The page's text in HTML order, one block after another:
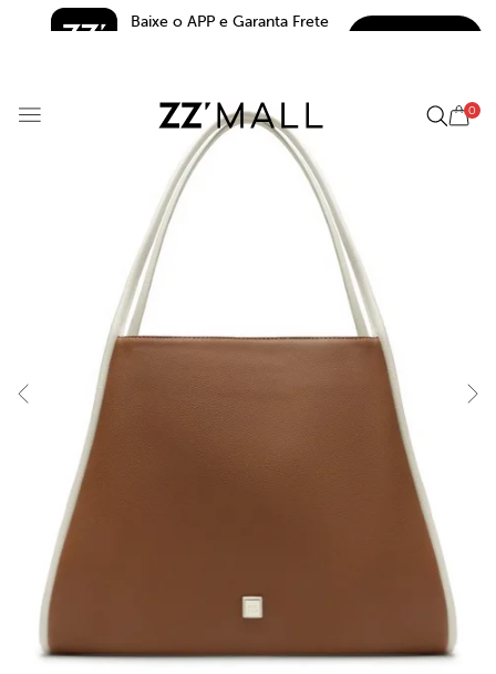
Baixe o APP e Garanta Frete
0